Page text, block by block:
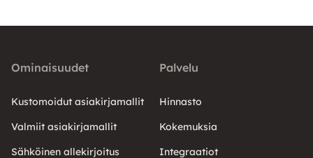
Ominaisuudet
Kustomoidut asiakirjamallit
Valmiit asiakirjamallit
Sähköinen allekirjoitus
Palvelu
Hinnasto
Kokemuksia
Integraatiot